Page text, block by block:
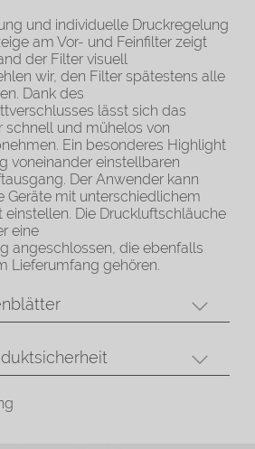
und individuelle Druckregelung
am Vor- und Feinfilter zeigt
der Filter visuell
wir, den Filter spätestens alle
Dank des
lässt sich das
schnell und mühelos von
Ein besonderes Highlight
voneinander einstellbaren
Der Anwender kann
Geräte mit unterschiedlichem
Die Druckluftschläuche
eine
angeschlossen, die ebenfalls
Lieferumfang gehören.